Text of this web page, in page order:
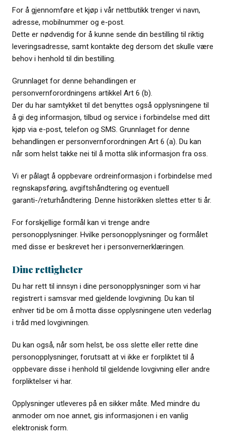
For å gjennomføre et kjøp i vår nettbutikk trenger vi navn,
adresse, mobilnummer og e-post.
Dette er nødvendig for å kunne sende din bestilling til riktig
leveringsadresse, samt kontakte deg dersom det skulle være
behov i henhold til din bestilling.
Grunnlaget for denne behandlingen er
personvernforordningens artikkel Art 6 (b).
Der du har samtykket til det benyttes også opplysningene til
å gi deg informasjon, tilbud og service i forbindelse med ditt
kjøp via e-post, telefon og SMS. Grunnlaget for denne
behandlingen er personvernforordningen Art 6 (a). Du kan
når som helst takke nei til å motta slik informasjon fra oss.
Vi er pålagt å oppbevare ordreinformasjon i forbindelse med
regnskapsføring, avgiftshåndtering og eventuell
garanti-/returhåndtering. Denne historikken slettes etter ti år.
For forskjellige formål kan vi trenge andre
personopplysninger. Hvilke personopplysninger og formålet
med disse er beskrevet her i personvernerklæringen.
Dine rettigheter
Du har rett til innsyn i dine personopplysninger som vi har
registrert i samsvar med gjeldende lovgivning. Du kan til
enhver tid be om å motta disse opplysningene uten vederlag
i tråd med lovgivningen.
Du kan også, når som helst, be oss slette eller rette dine
personopplysninger, forutsatt at vi ikke er forpliktet til å
oppbevare disse i henhold til gjeldende lovgivning eller andre
forpliktelser vi har.
Opplysninger utleveres på en sikker måte. Med mindre du
anmoder om noe annet, gis informasjonen i en vanlig
elektronisk form.